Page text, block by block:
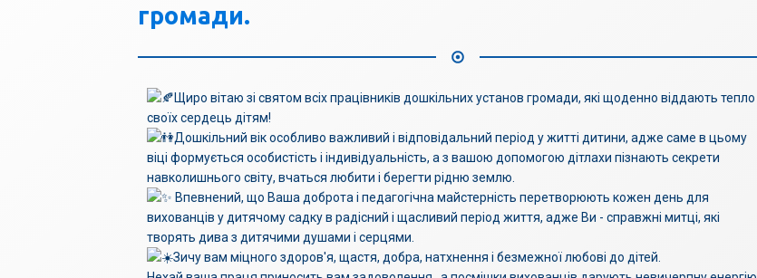
громади.
Щиро вітаю зі святом всіх працівників дошкільних установ громади, які щоденно віддають тепло
своїх сердець дітям!
Дошкільний вік особливо важливий і відповідальний період у житті дитини, адже саме в цьому
віці формується особистість і індивідуальність, а з вашою допомогою дітлахи пізнають секрети
навколишнього світу, вчаться любити і берегти рідню землю.
Впевнений, що Ваша доброта і педагогічна майстерність перетворюють кожен день для
вихованців у дитячому садку в радісний і щасливий період життя, адже Ви - справжні митці, які
творять дива з дитячими душами і серцями.
Зичу вам міцного здоров'я, щастя, добра, натхнення і безмежної любові до дітей.